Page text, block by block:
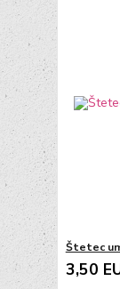
Štetec
3,50